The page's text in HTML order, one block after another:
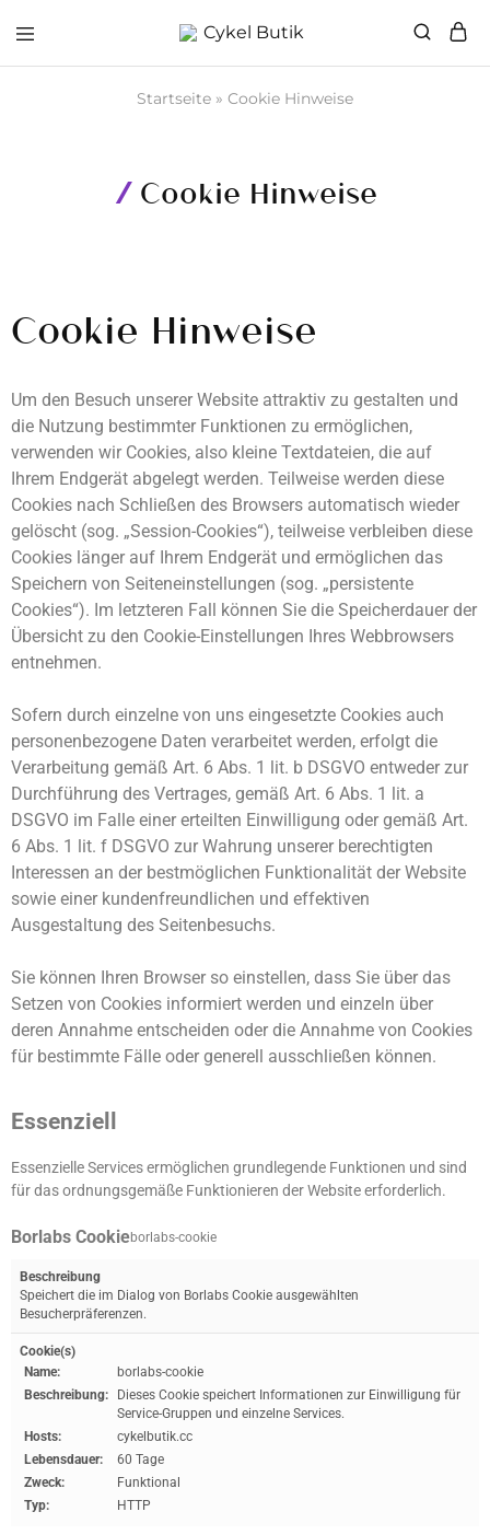
Butik
Startseite » Cookie Hinweise
Cookie Hinweise
Cookie Hinweise
Um den Besuch unserer Website attraktiv zu gestalten und
die Nutzung bestimmter Funktionen zu ermöglichen,
verwenden wir Cookies, also kleine Textdateien, die auf
Ihrem Endgerät abgelegt werden. Teilweise werden diese
Cookies nach Schließen des Browsers automatisch wieder
gelöscht (sog. „Session-Cookies“), teilweise verbleiben diese
Cookies länger auf Ihrem Endgerät und ermöglichen das
Speichern von Seiteneinstellungen (sog. „persistente
Cookies“). Im letzteren Fall können Sie die Speicherdauer der
Übersicht zu den Cookie-Einstellungen Ihres Webbrowsers
entnehmen.
Sofern durch einzelne von uns eingesetzte Cookies auch
personenbezogene Daten verarbeitet werden, erfolgt die
Verarbeitung gemäß Art. 6 Abs. 1 lit. b DSGVO entweder zur
Durchführung des Vertrages, gemäß Art. 6 Abs. 1 lit. a
DSGVO im Falle einer erteilten Einwilligung oder gemäß Art.
6 Abs. 1 lit. f DSGVO zur Wahrung unserer berechtigten
Interessen an der bestmöglichen Funktionalität der Website
sowie einer kundenfreundlichen und effektiven
Ausgestaltung des Seitenbesuchs.
Sie können Ihren Browser so einstellen, dass Sie über das
Setzen von Cookies informiert werden und einzeln über
deren Annahme entscheiden oder die Annahme von Cookies
für bestimmte Fälle oder generell ausschließen können.
Essenziell
Essenzielle Services ermöglichen grundlegende Funktionen und sind
für das ordnungsgemäße Funktionieren der Website erforderlich.
Borlabs Cookieborlabs-cookie
Beschreibung
Speichert die im Dialog von Borlabs Cookie ausgewählten
Besucherpräferenzen.
Cookie(s)
Name:
borlabs-cookie
Beschreibung:
Dieses Cookie speichert Informationen zur Einwilligung für
Service-Gruppen und einzelne Services.
Hosts:
cykelbutik.cc
Lebensdauer:
60 Tage
Zweck:
Funktional
Typ:
HTTP